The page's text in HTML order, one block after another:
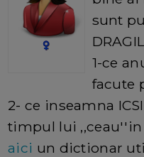
sunt
1-ce
facute
2- ce inseamna
timpul lui
aici un dictionar